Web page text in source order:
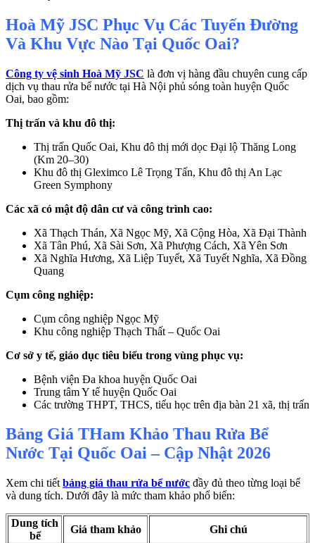
Hoà Mỹ JSC Phục Vụ Các Tuyến Đường
Và Khu Vực Nào Tại Quốc Oai?
Công ty vệ sinh Hoà Mỹ JSC là đơn vị hàng đầu chuyên cung cấp
dịch vụ thau rửa bể nước tại Hà Nội phủ sóng toàn huyện Quốc
Oai, bao gồm:
Thị trấn và khu đô thị:
Thị trấn Quốc Oai, Khu đô thị mới dọc Đại lộ Thăng Long
(Km 20–30)
Khu đô thị Gleximco Lê Trọng Tấn, Khu đô thị An Lạc
Green Symphony
Các xã có mật độ dân cư và công trình cao:
Xã Thạch Thán, Xã Ngọc Mỹ, Xã Cộng Hòa, Xã Đại Thành
Xã Tân Phú, Xã Sài Sơn, Xã Phượng Cách, Xã Yên Sơn
Xã Nghĩa Hương, Xã Liệp Tuyết, Xã Tuyết Nghĩa, Xã Đồng
Quang
Cụm công nghiệp:
Cụm công nghiệp Ngọc Mỹ
Khu công nghiệp Thạch Thất – Quốc Oai
Cơ sở y tế, giáo dục tiêu biểu trong vùng phục vụ:
Bệnh viện Đa khoa huyện Quốc Oai
Trung tâm Y tế huyện Quốc Oai
Các trường THPT, THCS, tiểu học trên địa bàn 21 xã, thị trấn
Bảng Giá THam Khảo Thau Rửa Bể
Nước Tại Quốc Oai – Cập Nhật 2026
Xem chi tiết bảng giá thau rửa bể nước đầy đủ theo từng loại bể
và dung tích. Dưới đây là mức tham khảo phổ biến:
Dung tích
bể
Giá tham khảo Ghi chú